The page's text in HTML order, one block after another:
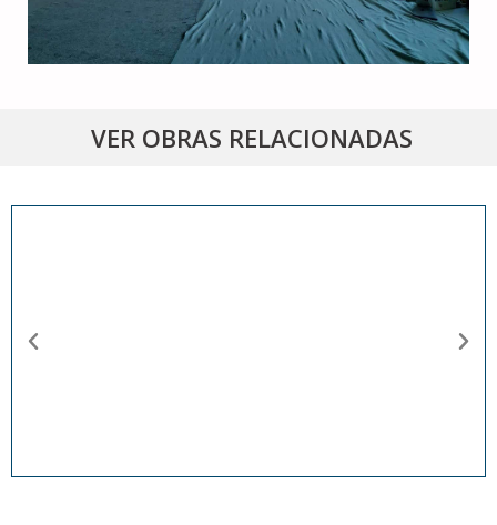
VER OBRAS RELACIONADAS